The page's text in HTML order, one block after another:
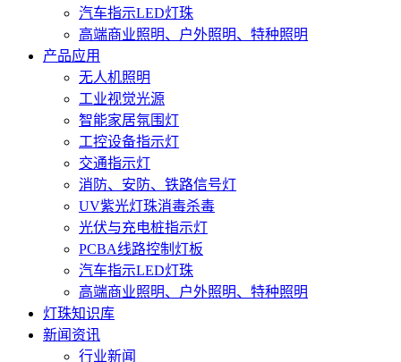
汽车指示LED灯珠
高端商业照明、户外照明、特种照明
产品应用
无人机照明
工业视觉光源
智能家居氛围灯
工控设备指示灯
交通指示灯
消防、安防、铁路信号灯
UV紫光灯珠消毒杀毒
光伏与充电桩指示灯
PCBA线路控制灯板
汽车指示LED灯珠
高端商业照明、户外照明、特种照明
灯珠知识库
新闻资讯
行业新闻